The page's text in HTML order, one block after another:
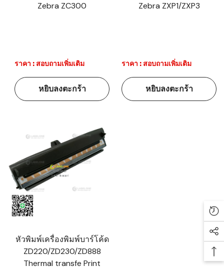
Zebra ZC300
ราคา : สอบถามเพิ่มเติม
หยิบลงตะกร้า
Zebra ZXP1/ZXP3
ราคา : สอบถามเพิ่มเติม
หยิบลงตะกร้า
หัวพิมพ์เครื่องพิมพ์บาร์โค้ด
ZD220/ZD230/ZD888
Thermal transfe Print